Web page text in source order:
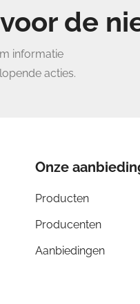
de
informatie
acties.
Onze
Producten
Producenten
Aanbiedingen